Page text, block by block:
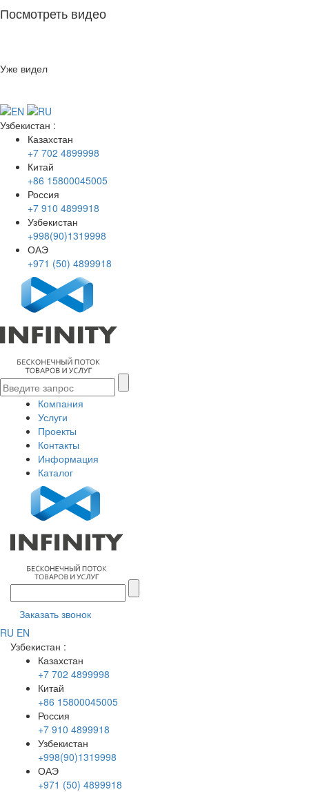
Посмотреть видео
Уже видел
Узбекистан :
Казахстан
+7 702 4899998
Китай
+86 15800045005
Россия
+7 910 4899918
Узбекистан
+998(90)1319998
ОАЭ
+971 (50) 4899918
Компания
Услуги
Проекты
Контакты
Информация
Каталог
Заказать звонок
RU EN
Узбекистан :
Казахстан
+7 702 4899998
Китай
+86 15800045005
Россия
+7 910 4899918
Узбекистан
+998(90)1319998
ОАЭ
+971 (50) 4899918